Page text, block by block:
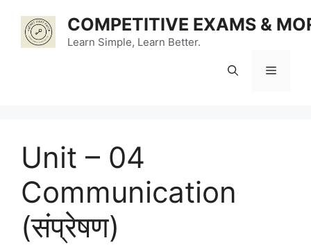
content
COMPETITIVE EXAMS &
Learn Simple, Learn Better.
Menu
Unit – 04
Communication
(संप्रेषण)